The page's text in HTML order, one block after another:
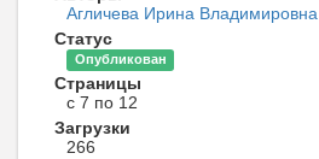
Агличева Ирина Владимировна
Статус
Опубликован
Страницы
с 7 по 12
Загрузки
266